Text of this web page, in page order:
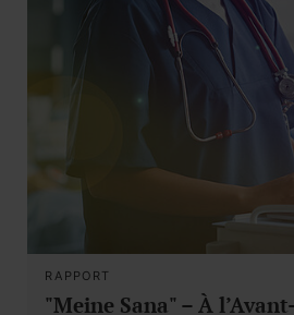
RAPPORT
"Meine Sana" – À